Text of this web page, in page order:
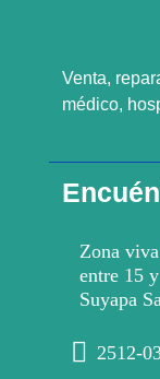
Venta,
médico,
Zona
entre 15
Suyapa
2512-